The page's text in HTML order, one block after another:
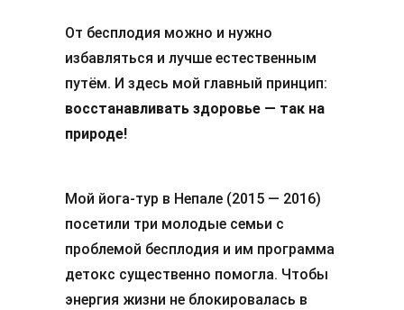
От бесплодия можно и нужно
избавляться и лучше естественным
путём. И здесь мой главный принцип:
восстанавливать здоровье — так на
природе!
Мой йога-тур в Непале (2015 — 2016)
посетили три молодые семьи с
проблемой бесплодия и им программа
детокс существенно помогла. Чтобы
энергия жизни не блокировалась в